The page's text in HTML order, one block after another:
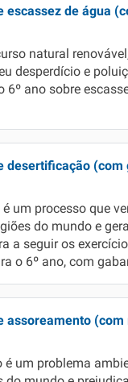
escassez de água
natural
desperdício e
6º ano sobre
desertificação (com
um processo que
do mundo e
a seguir os
o 6º ano, com
assoreamento (com
é um problema